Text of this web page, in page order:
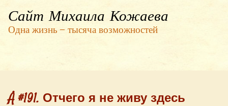
Сайт Михаила Кожаева
Одна жизнь — тысяча возможностей
Å #191. Отчего я не живу здесь